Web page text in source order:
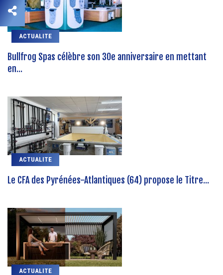
ACTUALITE
Bullfrog Spas célèbre son 30e anniversaire en mettant
en...
ACTUALITE
Le CFA des Pyrénées-Atlantiques (64) propose le Titre...
ACTUALITE